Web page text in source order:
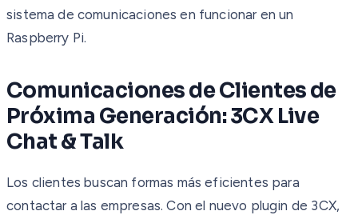
sistema de comunicaciones en funcionar en un
Raspberry Pi.
Comunicaciones de Clientes de
Próxima Generación: 3CX Live
Chat & Talk
Los clientes buscan formas más eficientes para
contactar a las empresas. Con el nuevo plugin de 3CX,